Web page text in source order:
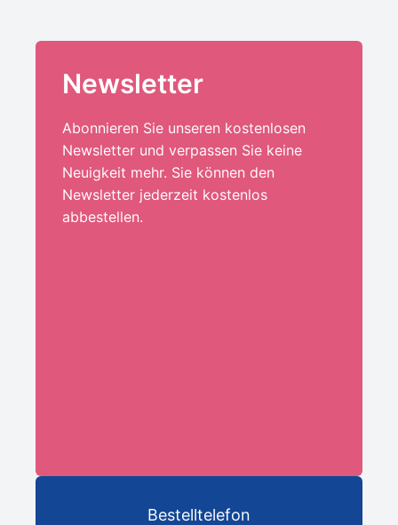
Newsletter
Abonnieren Sie unseren kostenlosen
Newsletter und verpassen Sie keine
Neuigkeit mehr. Sie können den
Newsletter jederzeit kostenlos
abbestellen.
Bestelltelefon